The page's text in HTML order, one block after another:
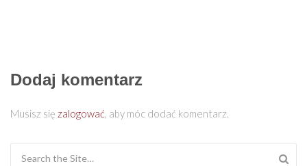
Dodaj komentarz
Musisz się zalogować, aby móc dodać komentarz.